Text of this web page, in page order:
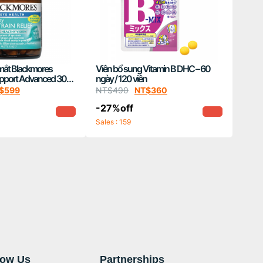
Blackmores
Advanced 30
599
Viên bổ sung Vitamin B DHC – 60
ngày / 120 viên
NT$490 NT$360
-27%off
Sales : 159
Us Partnerships